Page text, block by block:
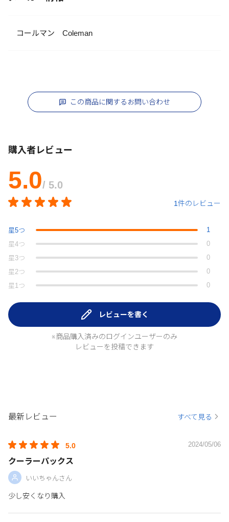
コールマン Coleman
この商品に関するお問い合わせ
購入者レビュー
5.0/ 5.0
1件のレビュー
星5つ
1
星4つ
0
星 3つ
0
星 2つ
0
星 1つ 0
レビューを書く
※商品購入済みのログインユーザーのみ
レビューを投稿できます
最新レビュー すべて見る
5.0 2024/05/06
クーラーパックス
いいちゃんさん
少し安くなり購入